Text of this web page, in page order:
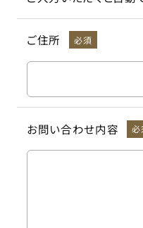
ご住所 必須
お問い合わせ内容 必